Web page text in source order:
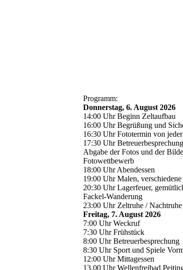
Programm:
Donnerstag, 6. August 2026
14:00 Uhr Beginn Zeltaufbau
16:00 Uhr Begrüßung und
16:30 Uhr Fototermin von
17:30 Uhr Betreuerbesprechung
Abgabe der Fotos und der
Fotowettbewerb
18:00 Uhr Abendessen
19:00 Uhr Malen, verschiedene
20:30 Uhr Lagerfeuer,
Fackel-Wanderung
23:00 Uhr Zeltruhe / Nachtruhe
Freitag, 7. August 2026
7:00 Uhr Weckruf
7:30 Uhr Frühstück
8:00 Uhr Betreuerbesprechung
8:30 Uhr Sport und Spiele
12:00 Uhr Mittagessen
13.00 Uhr Wellenfreibad